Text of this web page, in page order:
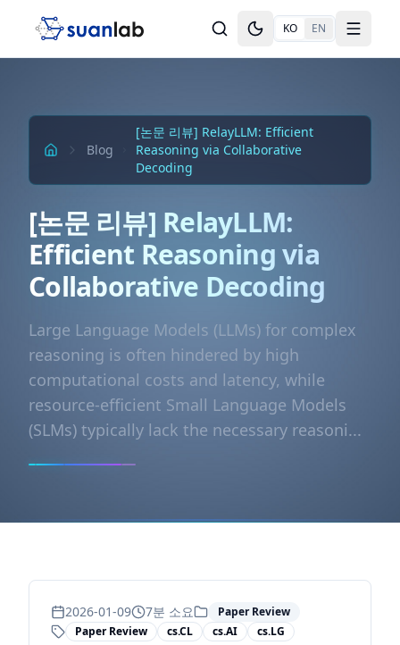
Toggle theme
KO EN Toggle
Blog
[논문 리뷰] RelayLLM: Efficient
Reasoning via Collaborative
Decoding
[논문 리뷰] RelayLLM:
Efficient Reasoning via
Collaborative Decoding
Large Language Models (LLMs) for complex
reasoning is often hindered by high
computational costs and latency, while
resource-efficient Small Language Models
(SLMs) typically lack the necessary reasoni...
2026-01-09 7분 소요
Paper Review
Paper Review
cs.CL cs.AI cs.LG